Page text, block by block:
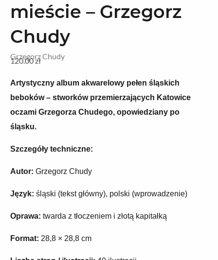
mieście – Grzegorz
Chudy
Grzegorz Chudy
120.00zł
Artystyczny album akwarelowy pełen śląskich
beboków – stworków przemierzających Katowice
oczami Grzegorza Chudego, opowiedziany po
śląsku.
Szczegóły techniczne:
Autor: Grzegorz Chudy
Język: śląski (tekst główny), polski (wprowadzenie)
Oprawa: twarda z tłoczeniem i złotą kapitałką
Format: 28,8 × 28,8 cm